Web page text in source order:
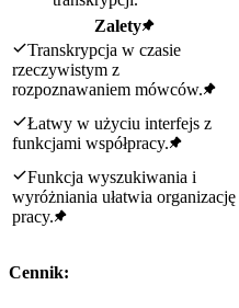
Zalety
Transkrypcja w czasie
rzeczywistym z
rozpoznawaniem mówców.
Łatwy w użyciu interfejs z
funkcjami współpracy.
Funkcja wyszukiwania i
wyróżniania ułatwia organizację
pracy.
Cennik: